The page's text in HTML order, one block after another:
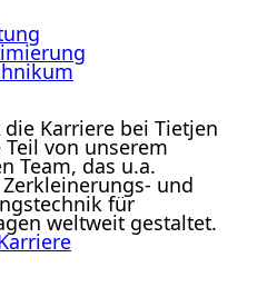
Karriere bei Tietjen
von unserem
Team, das u.a.
und
für
weltweit gestaltet.